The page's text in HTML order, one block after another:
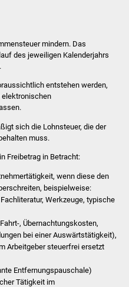
Stellenangebote
Kontakt
Ortsrecht
Wahlen
Jubiläumsjahr 2021
Partnerstädte
mindern. Das
des jeweiligen Kalenderjahrs
entstehen werden,
elektronischen
sich die Lohnsteuer, die der
muss.
Freibetrag in Betracht:
wenn diese den
, beispielweise:
Werkzeuge, typische
, Übernachtungskosten,
bei einer Auswärtstätigkeit),
Arbeitgeber steuerfrei ersetzt
Entfernungspauschale)
Tätigkeit im